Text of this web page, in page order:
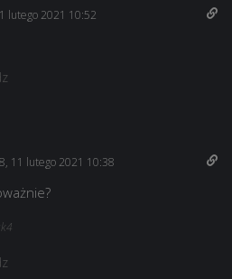
lutego 2021 10:52
11 lutego 2021 10:38